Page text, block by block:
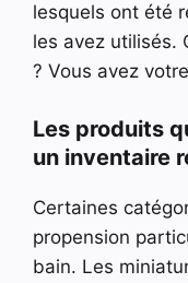
lesquels ont été
les avez utilisés.
? Vous avez
Les produits
un inventaire
Certaines
propension
bain. Les